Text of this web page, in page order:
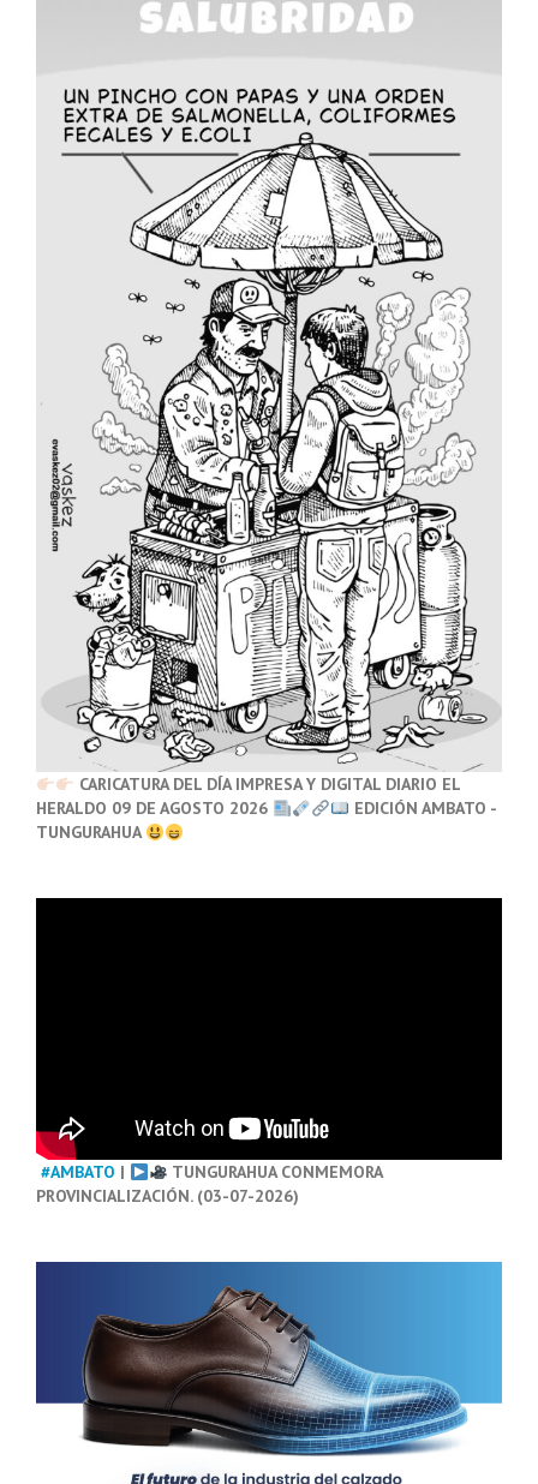
CARICATURA DEL DÍA IMPRESA Y DIGITAL DIARIO EL
HERALDO 09 DE AGOSTO 2026
EDICIÓN AMBATO -
TUNGURAHUA
#AMBATO |
TUNGURAHUA CONMEMORA
PROVINCIALIZACIÓN. (03-07-2026)